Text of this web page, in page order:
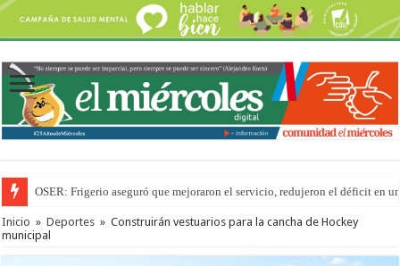
OSER: Frigerio aseguró que mejoraron el servicio, redujeron el déficit en
Inicio » Deportes » Construirán vestuarios para la cancha de Hockey
municipal